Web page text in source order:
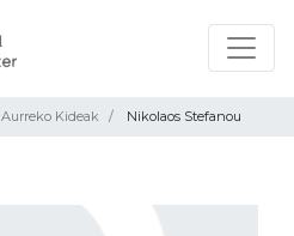
Aurreko Kideak Nikolaos Stefanou